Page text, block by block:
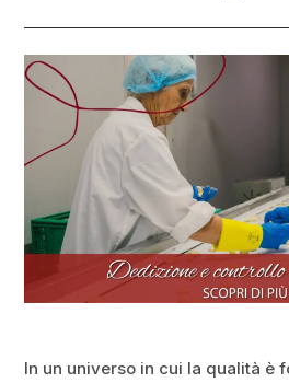
In un universo in cui la qualità è